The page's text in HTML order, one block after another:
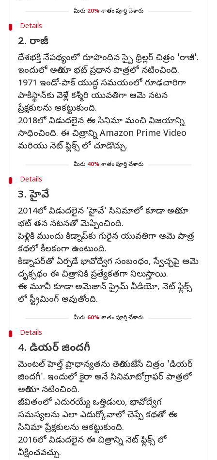
మీరు 20% శాతం పూర్తి చేశారు
Details
2. రాజీ
దేశభక్తి నేపథ్యంలో రూపొందిన స్పై థ్రిల్లర్ చిత్రం 'రాజీ'.
ఇందులో అలియా భట్ ప్రధాన పాత్రలో నటించింది.
1971 ఇండో-పాక్ యుద్ధ సమయంలో గూఢచారిగా
పాకిస్థాన్‌కు వెళ్లే కశ్మీరి యువతిగా ఆమె నటన
ప్రేక్షకులను ఆకట్టుకుంది.
2018లో విడుదలైన ఈ సినిమా మంచి విజయాన్ని
సాధించింది. ఈ చిత్రాన్ని Amazon Prime Video
మరియు నెట్ ఫ్లిక్స్ లో చూడొచ్చు.
మీరు 40% శాతం పూర్తి చేశారు
Details
3. హైవే
2014లో విడుదలైన 'హైవే' సినిమాలో కూడా అలియా
భట్ తన నటనతో మెప్పించింది.
పెళ్లికి ముందు కిడ్నాప్‌కు గురైన యువతిగా ఆమె పాత్ర
కథలో కీలకంగా ఉంటుంది.
కిడ్నాపర్‌తో ఏర్పడే భావోద్వేగ సంబంధం, స్వేచ్ఛపై ఆమె
దృక్పథం ఈ చిత్రానికి ప్రత్యేకతగా నిలుస్తాయి.
ఈ మూవీ కూడా అమెజాన్ ప్రైమ్ వీడియో, నెట్ ఫ్లిక్స్
లో స్ట్రీమింగ్ అవుతోంది.
మీరు 60% శాతం పూర్తి చేశారు
Details
4. డియ‌ర్‌ జిందగీ
మెంటల్ హెల్త్ ప్రాధాన్యతను తెలియజేసే చిత్రం 'డియర్
జిందగీ'. ఇందులో కైరా అనే సినిమాటోగ్రాఫర్ పాత్రలో
అలియా నటించింది.
జీవితంలో ఎదురయ్యే ఒత్తిడులు, భావోద్వేగ
సమస్యలను ఎలా ఎదుర్కోవాలో చెప్పే కథతో ఈ
సినిమా ప్రేక్షకులను ఆకట్టుకుంది.
2016లో విడుదలైన ఈ చిత్రాన్ని నెట్ ఫ్లిక్స్ లో
వీక్షించవచ్చు.